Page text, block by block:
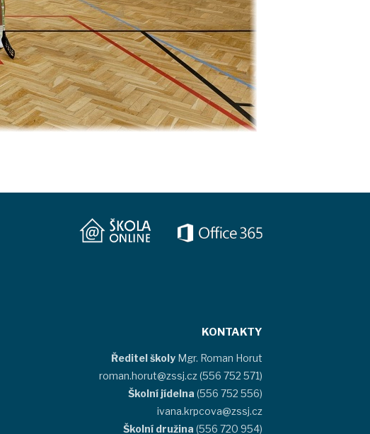
KONTAKTY
Ředitel školy Mgr. Roman Horut
roman.horut@zssj.cz (556 752 571)
Školní jídelna (556 752 556)
ivana.krpcova@zssj.cz
Školní družina (556 720 954)